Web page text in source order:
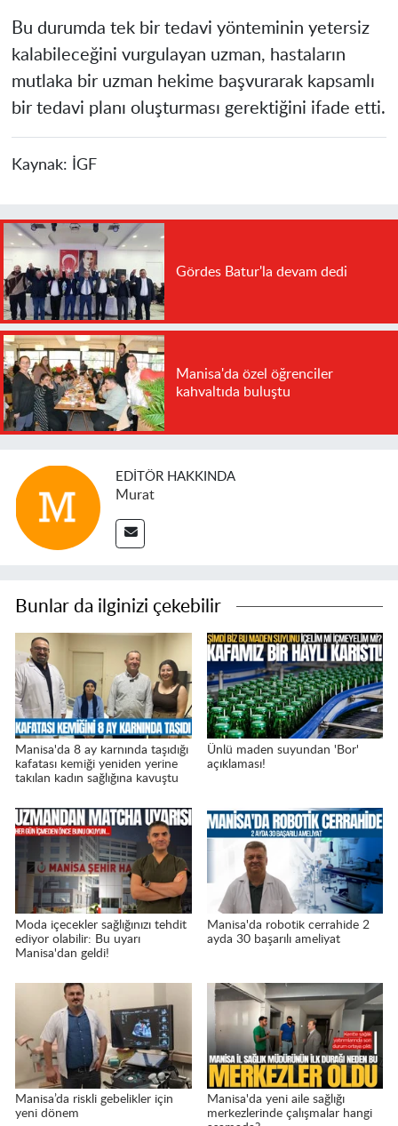
Bu durumda tek bir tedavi yönteminin yetersiz
kalabileceğini vurgulayan uzman, hastaların
mutlaka bir uzman hekime başvurarak kapsamlı
bir tedavi planı oluşturması gerektiğini ifade etti.
Kaynak: İGF
Gördes Batur'la devam dedi
Manisa'da özel öğrenciler
kahvaltıda buluştu
EDITÖR HAKKINDA
Murat
Bunlar da ilginizi çekebilir
Manisa'da 8 ay karnında taşıdığı
kafatası kemiği yeniden yerine
takılan kadın sağlığına kavuştu
Ünlü maden suyundan 'Bor'
açıklaması!
Moda içecekler sağlığınızı tehdit
ediyor olabilir: Bu uyarı
Manisa'dan geldi!
Manisa'da robotik cerrahide 2
ayda 30 başarılı ameliyat
Manisa’da riskli gebelikler için
yeni dönem
Manisa'da yeni aile sağlığı
merkezlerinde çalışmalar hangi